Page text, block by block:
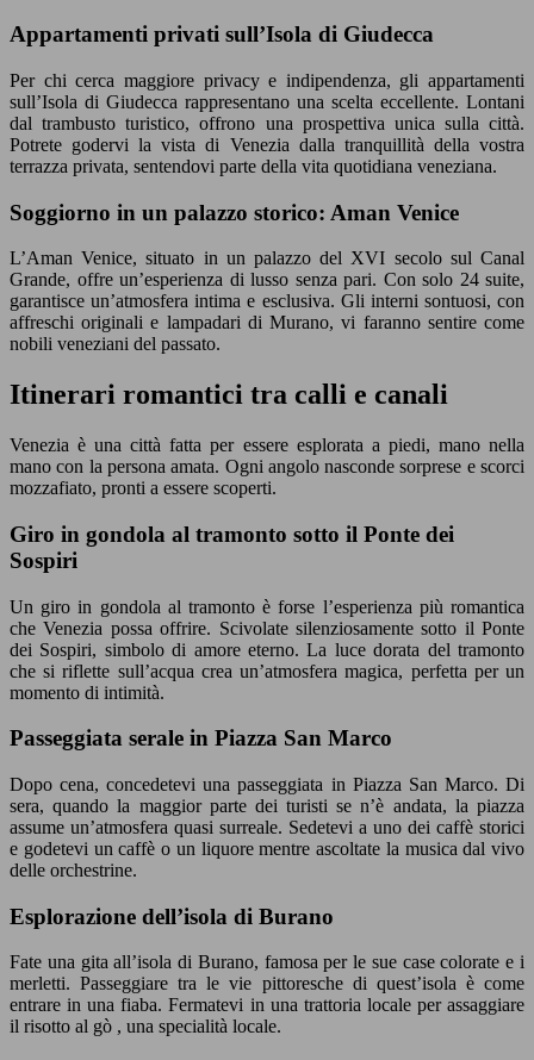
Appartamenti privati sull’Isola di Giudecca
Per chi cerca maggiore privacy e indipendenza, gli appartamenti
sull’Isola di Giudecca rappresentano una scelta eccellente. Lontani
dal trambusto turistico, offrono una prospettiva unica sulla città.
Potrete godervi la vista di Venezia dalla tranquillità della vostra
terrazza privata, sentendovi parte della vita quotidiana veneziana.
Soggiorno in un palazzo storico: Aman Venice
L’Aman Venice, situato in un palazzo del XVI secolo sul Canal
Grande, offre un’esperienza di lusso senza pari. Con solo 24 suite,
garantisce un’atmosfera intima e esclusiva. Gli interni sontuosi, con
affreschi originali e lampadari di Murano, vi faranno sentire come
nobili veneziani del passato.
Itinerari romantici tra calli e canali
Venezia è una città fatta per essere esplorata a piedi, mano nella
mano con la persona amata. Ogni angolo nasconde sorprese e scorci
mozzafiato, pronti a essere scoperti.
Giro in gondola al tramonto sotto il Ponte dei
Sospiri
Un giro in gondola al tramonto è forse l’esperienza più romantica
che Venezia possa offrire. Scivolate silenziosamente sotto il Ponte
dei Sospiri, simbolo di amore eterno. La luce dorata del tramonto
che si riflette sull’acqua crea un’atmosfera magica, perfetta per un
momento di intimità.
Passeggiata serale in Piazza San Marco
Dopo cena, concedetevi una passeggiata in Piazza San Marco. Di
sera, quando la maggior parte dei turisti se n’è andata, la piazza
assume un’atmosfera quasi surreale. Sedetevi a uno dei caffè storici
e godetevi un caffè o un liquore mentre ascoltate la musica dal vivo
delle orchestrine.
Esplorazione dell’isola di Burano
Fate una gita all’isola di Burano, famosa per le sue case colorate e i
merletti. Passeggiare tra le vie pittoresche di quest’isola è come
entrare in una fiaba. Fermatevi in una trattoria locale per assaggiare
il risotto al gò , una specialità locale.